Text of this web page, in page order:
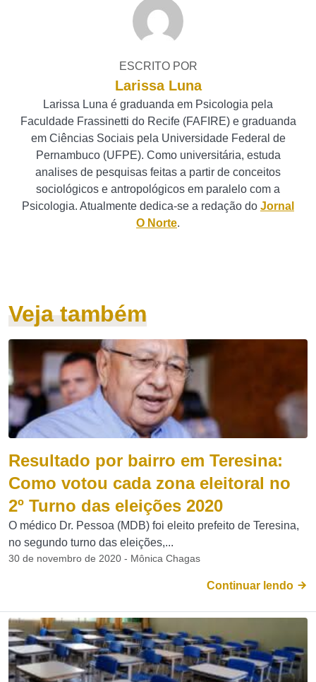
ESCRITO POR
Larissa Luna
Larissa Luna é graduanda em Psicologia pela
Faculdade Frassinetti do Recife (FAFIRE) e graduanda
em Ciências Sociais pela Universidade Federal de
Pernambuco (UFPE). Como universitária, estuda
analises de pesquisas feitas a partir de conceitos
sociológicos e antropológicos em paralelo com a
Psicologia. Atualmente dedica-se a redação do Jornal
O Norte.
Veja também
Resultado por bairro em Teresina:
Como votou cada zona eleitoral no
2º Turno das eleições 2020
O médico Dr. Pessoa (MDB) foi eleito prefeito de Teresina,
no segundo turno das eleições,...
30 de novembro de 2020 - Mônica Chagas
Continuar lendo